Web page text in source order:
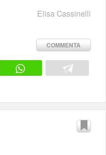
Elisa Cassinelli
COMMENTA